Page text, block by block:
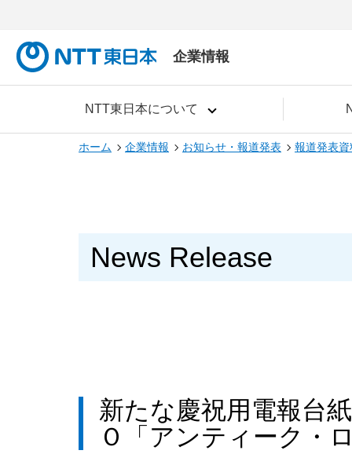
企業情報
NTT東日本について
ホーム 企業情報 お知らせ・報道発表 報道発表資
News Release
新たな慶祝用電報台
Ｏ「アンティーク・